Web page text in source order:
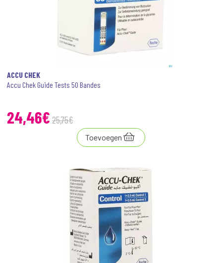
ACCU CHEK
Accu Chek Guide Tests 50 Bandes
24,46€ 25,75€
Toevoegen